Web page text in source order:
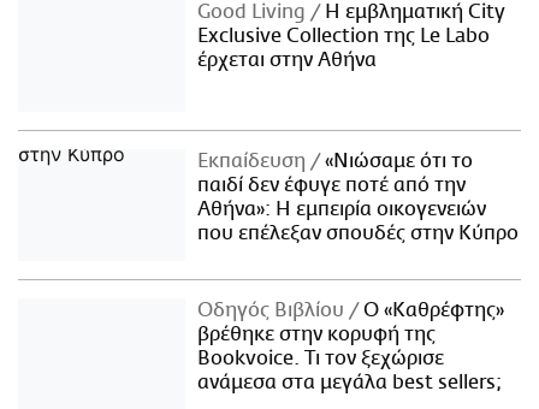
Good Living
Η εμβληματική City
Exclusive Collection της Le Labo
έρχεται στην Αθήνα
Εκπαίδευση
«Νιώσαμε ότι το
παιδί δεν έφυγε ποτέ από την
Αθήνα»: Η εμπειρία οικογενειών
που επέλεξαν σπουδές στην Κύπρο
Οδηγός Βιβλίου
Ο «Καθρέφτης»
βρέθηκε στην κορυφή της
Bookvoice. Τι τον ξεχώρισε
ανάμεσα στα μεγάλα best sellers;